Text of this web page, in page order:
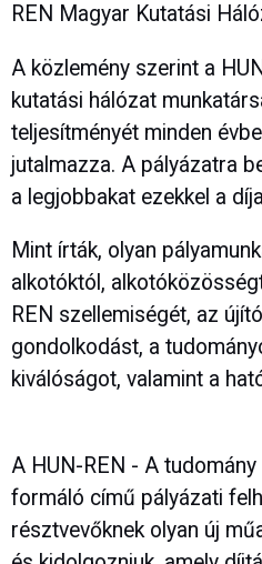
REN Magyar Kutatási
A közlemény szerint a
kutatási hálózat
teljesítményét minden
jutalmazza. A pályázatra
a legjobbakat ezekkel a
Mint írták, olyan
alkotóktól,
REN szellemiségét, az
gondolkodást, a
kiválóságot, valamint a
A HUN-REN - A
formáló című pályázati
résztvevőknek olyan új